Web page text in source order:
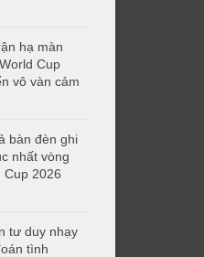
hạ màn
Cup
vô vàn cảm
bàn đèn ghi
nhất vòng
Cup 2026
tư duy nhạy
tình